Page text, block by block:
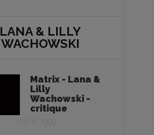
LANA & LILLY
WACHOWSKI
Matrix - Lana &
Lilly
Wachowski -
critique